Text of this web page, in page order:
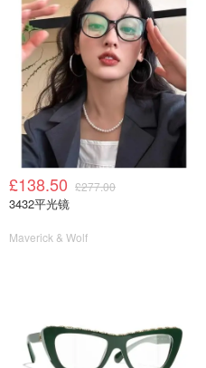
£138.50 £277.00
3432平光镜
Maverick & Wolf